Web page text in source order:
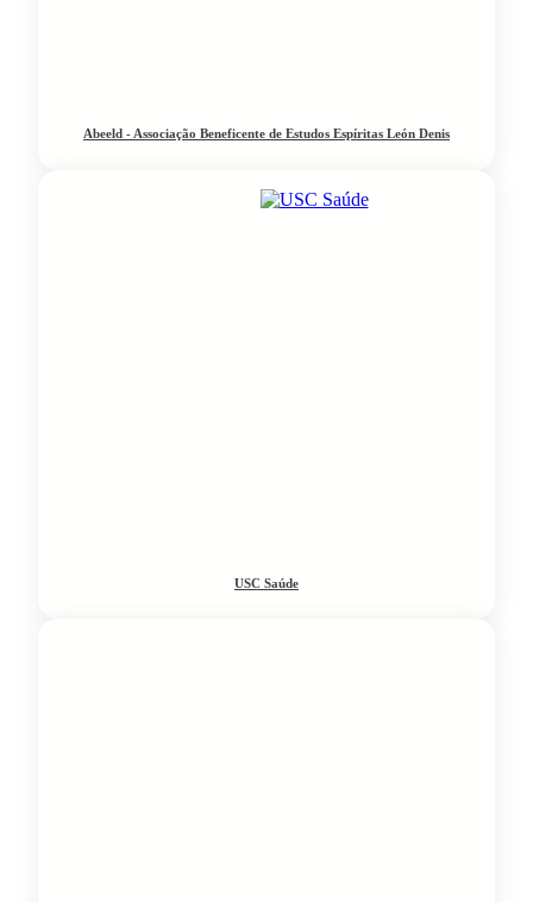
Abeeld - Associação Beneficente de Estudos Espíritas León Denis
USC Saúde